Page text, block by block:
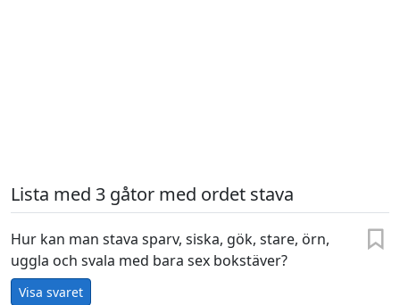
Lista med 3 gåtor med ordet stava
Hur kan man stava sparv, siska, gök, stare, örn,
uggla och svala med bara sex bokstäver?
Visa svaret